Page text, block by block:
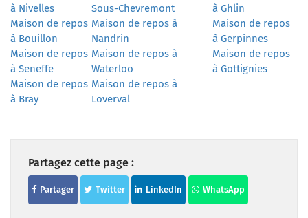
à Nivelles
Sous-Chevremont
à Ghlin
Maison de repos
à Bouillon
Maison de repos à
Nandrin
Maison de repos
à Gerpinnes
Maison de repos
à Seneffe
Maison de repos à
Waterloo
Maison de repos
à Gottignies
Maison de repos
à Bray
Maison de repos à
Loverval
Partagez cette page :
Partager Twitter LinkedIn WhatsApp